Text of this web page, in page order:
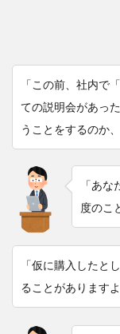
「この前、社内で
ての説明会があっ
うことをするのか
「あ
度のこ
「仮に購入したと
ることがありますよ